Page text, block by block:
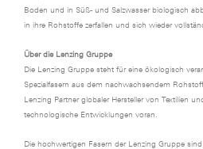
Boden und in Süß- und Salzwasser biologisch
in ihre Rohstoffe zerfallen und sich wieder
Über die Lenzing Gruppe
Die Lenzing Gruppe steht für eine ökologisch
Spezialfasern aus dem nachwachsendem
Lenzing Partner globaler Hersteller von Textilien
technologische Entwicklungen voran.
Die hochwertigen Fasern der Lenzing Gruppe